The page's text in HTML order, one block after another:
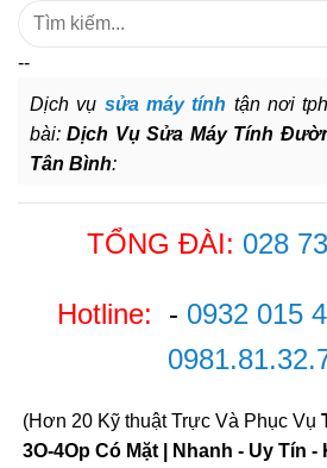
Tìm
--
Dịch vụ sửa máy tính tận nơi
bài:Dịch Vụ Sửa Máy Tính
Tân Bình:
TỔNG ĐÀI: 028
Hotline: - 0932 015
(Hơn 20 Kỹ thuật Trực Và Phục Vụ
3O-4Op Có Mặt | Nhanh - Uy Tín